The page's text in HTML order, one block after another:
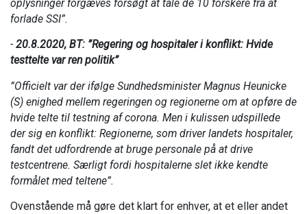
oplysninger forgæves forsøgt at tale de 10 forskere fra at
forlade SSI”.
- 20.8.2020, BT: ”Regering og hospitaler i konflikt: Hvide
testtelte var ren politik”
”Officielt var der ifølge Sundhedsminister Magnus Heunicke
(S) enighed mellem regeringen og regionerne om at opføre de
hvide telte til testning af corona. Men i kulissen udspillede
der sig en konflikt: Regionerne, som driver landets hospitaler,
fandt det udfordrende at bruge personale på at drive
testcentrene. Særligt fordi hospitalerne slet ikke kendte
formålet med teltene”.
Ovenstående må gøre det klart for enhver, at et eller andet